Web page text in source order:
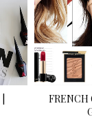
FRENCH